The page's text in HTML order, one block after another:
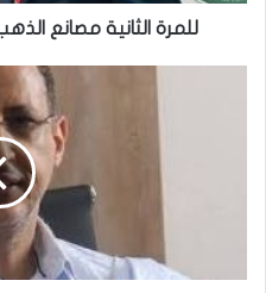
للمرة الثانية مصانع